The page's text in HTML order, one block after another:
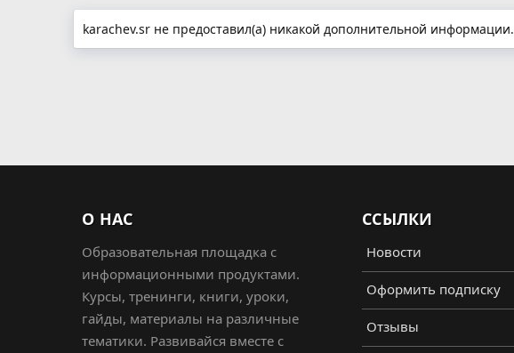
karachev.sr не предоставил(а) никакой дополнительной информации.
О НАС
Образовательная площадка с
информационными продуктами.
Курсы, тренинги, книги, уроки,
гайды, материалы на различные
тематики. Развивайся вместе с
ССЫЛКИ
Новости
Оформить подписку
Отзывы